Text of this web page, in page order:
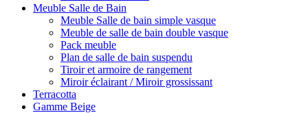
Meuble Salle de Bain
Meuble Salle de bain simple vasque
Meuble de salle de bain double vasque
Pack meuble
Plan de salle de bain suspendu
Tiroir et armoire de rangement
Miroir éclairant / Miroir grossissant
Terracotta
Gamme Beige